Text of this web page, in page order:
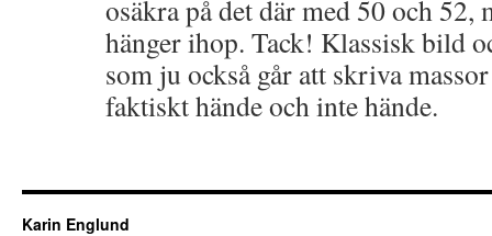
osäkra på det där med 50 och 52,
hänger ihop. Tack! Klassisk bild
som ju också går att skriva
faktiskt hände och inte hände.
Karin Englund